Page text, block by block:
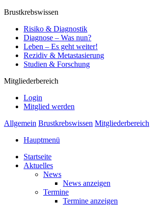
Brustkrebswissen
Risiko & Diagnostik
Diagnose – Was nun?
Leben – Es geht weiter!
Rezidiv & Metastasierung
Studien & Forschung
Mitgliederbereich
Login
Mitglied werden
Allgemein Brustkrebswissen Mitgliederbereich
Hauptmenü
Startseite
Aktuelles
News
News anzeigen
Termine
Termine anzeigen